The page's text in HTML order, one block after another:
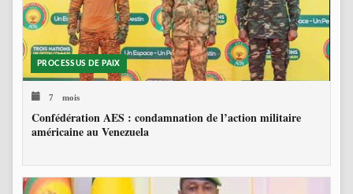
PROCESSUS DE PAIX
7 mois
Confédération AES : condamnation de l’action militaire
américaine au Venezuela